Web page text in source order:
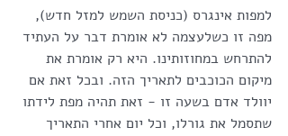
למפות אינגרס (כניסת השמש למזל חדש),
מפה זו כשלעצמה לא אומרת דבר על העתיד
להתרחש במחוזותינו. היא רק אומרת את
מיקום הכוכבים לתאריך הזה. ובכל זאת אם
יוולד אדם בשעה זו - זאת תהיה מפת לידתו
שתסמל את גורלו, וכל יום אחרי התאריך